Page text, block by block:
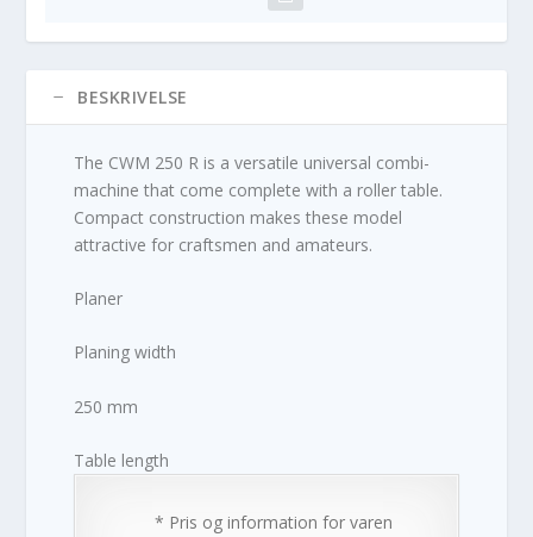
BESKRIVELSE
The CWM 250 R is a versatile universal combi-
machine that come complete with a roller table.
Compact construction makes these model
attractive for craftsmen and amateurs.
Planer
Planing width
250 mm
Table length
* Pris og information for varen